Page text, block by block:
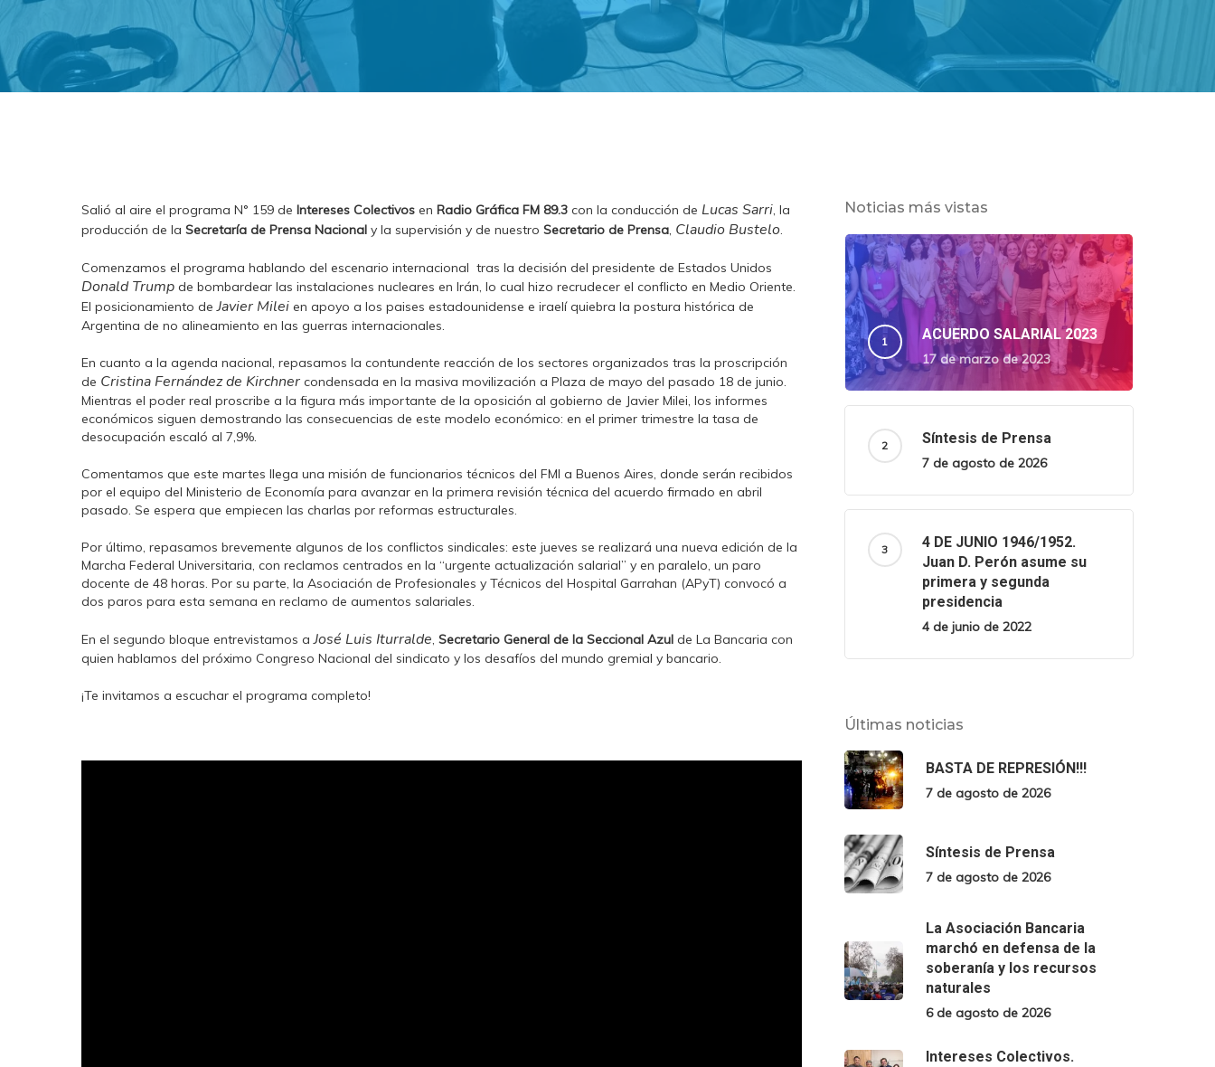
Salió al aire el programa N° 159 deIntereses Colectivos enRadio Gráfica FM 89.3con la conducción de Lucas Sarri, la
producción de laSecretaría de Prensa Nacional y la supervisión y de nuestroSecretario de Prensa, Claudio Bustelo.
Comenzamos el programa hablando del escenario internacional tras la decisión del presidente de Estados Unidos
Donald Trump de bombardear las instalaciones nucleares en Irán, lo cual hizo recrudecer el conflicto en Medio Oriente.
El posicionamiento deJavier Milei en apoyo a los paises estadounidense e iraelí quiebra la postura histórica de
Argentina de no alineamiento en las guerras internacionales.
En cuanto a la agenda nacional, repasamos la contundente reacción de los sectores organizados tras la proscripción
de Cristina Fernández de Kirchner condensada en la masiva movilización a Plaza de mayo del pasado 18 de junio.
Mientras el poder real proscribe a la figura más importante de la oposición al gobierno de Javier Milei, los informes
económicos siguen demostrando las consecuencias de este modelo económico: en el primer trimestre la tasa de
desocupación escaló al 7,9%.
Comentamos que este martes llega una misión de funcionarios técnicos del FMI a Buenos Aires, donde serán recibidos
por el equipo del Ministerio de Economía para avanzar en la primera revisión técnica del acuerdo firmado en abril
pasado. Se espera que empiecen las charlas por reformas estructurales.
Por último, repasamos brevemente algunos de los conflictos sindicales: este jueves se realizará una nueva edición de la
Marcha Federal Universitaria, con reclamos centrados en la “urgente actualización salarial” y en paralelo, un paro
docente de 48 horas. Por su parte, la Asociación de Profesionales y Técnicos del Hospital Garrahan (APyT) convocó a
dos paros para esta semana en reclamo de aumentos salariales.
En el segundo bloque entrevistamos aJosé Luis Iturralde,Secretario General de la Seccional Azul de La Bancaria con
quien hablamos del próximo Congreso Nacional del sindicato y los desafíos del mundo gremial y bancario.
¡Te invitamos a escuchar el programa completo!
Noticias más vistas
ACUERDO SALARIAL 2023
17 de marzo de 2023
Síntesis de Prensa
7 de agosto de 2026
4 DE JUNIO 1946/1952.
Juan D. Perón asume su
primera y segunda
presidencia
4 de junio de 2022
Últimas noticias
BASTA DE REPRESIÓN!!!
7 de agosto de 2026
Síntesis de Prensa
7 de agosto de 2026
La Asociación Bancaria
marchó en defensa de la
soberanía y los recursos
naturales
6 de agosto de 2026
Intereses Colectivos.